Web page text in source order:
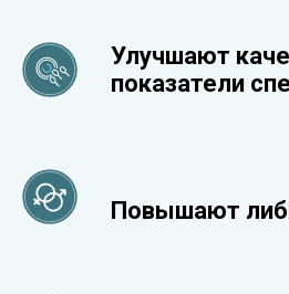
Улучшают
показатели
Повышают